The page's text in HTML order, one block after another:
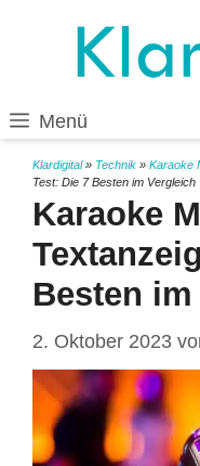
Menü
Klardigital» Technik » Karaoke
Test: Die 7 Besten im Vergleich
Karaoke
Besten
2. Oktober 2023